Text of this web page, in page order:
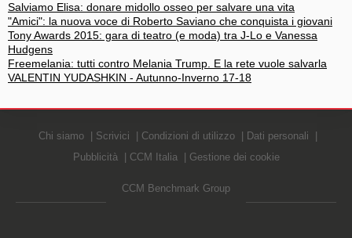
Salviamo Elisa: donare midollo osseo per salvare una vita
"Amici": la nuova voce di Roberto Saviano che conquista i giovani
Tony Awards 2015: gara di teatro (e moda) tra J-Lo e Vanessa
Hudgens
Freemelania: tutti contro Melania Trump. E la rete vuole salvarla
VALENTIN YUDASHKIN - Autunno-Inverno 17-18
Chi siamo Scrivici Condizioni di utilizzo
Dati personali
Pubblicità
CCM Italia Gestione dei cookie
CCM Benchmark Group